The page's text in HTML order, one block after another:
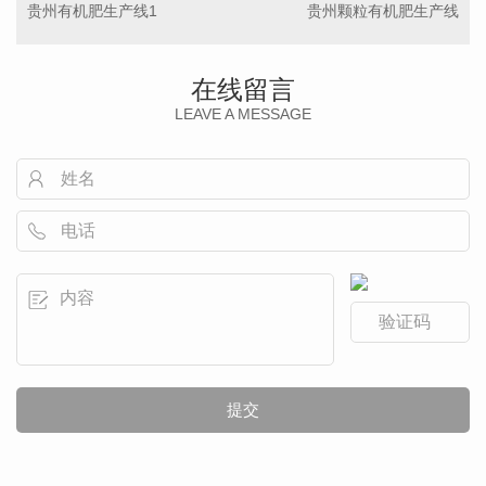
贵州有机肥生产线1 贵州颗粒有机肥生产线
在线留言
LEAVE A MESSAGE